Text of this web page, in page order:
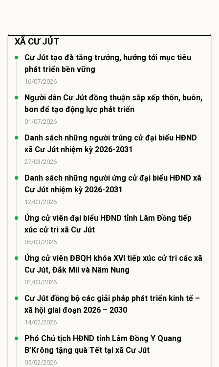
XÃ CƯ JÚT
Cư Jút tạo đà tăng trưởng, hướng tới mục tiêu
phát triển bền vững
16/07/2026
Người dân Cư Jút đồng thuận sắp xếp thôn, buôn,
bon để tạo động lực phát triển
01/07/2026
Danh sách những người trúng cử đại biểu HĐND
xã Cư Jút nhiệm kỳ 2026-2031
27/03/2026
Danh sách những người ứng cử đại biểu HĐND xã
Cư Jút nhiệm kỳ 2026-2031
12/03/2026
Ứng cử viên đại biểu HĐND tỉnh Lâm Đồng tiếp
xúc cử tri xã Cư Jút
05/03/2026
Ứng cử viên ĐBQH khóa XVI tiếp xúc cử tri các xã
Cư Jút, Đắk Mil và Nâm Nung
01/03/2026
Cư Jút đồng bộ các giải pháp phát triển kinh tế –
xã hội giai đoạn 2026 – 2030
14/02/2026
Phó Chủ tịch HĐND tỉnh Lâm Đồng Y Quang
B’Krông tặng quà Tết tại xã Cư Jút
05/02/2026